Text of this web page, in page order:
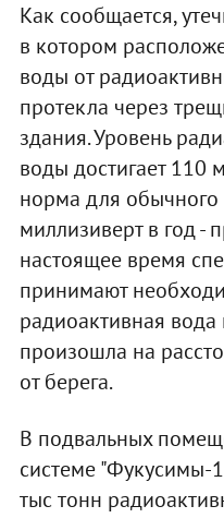
Как сообщается,
в котором
воды от
протекла через
здания. Уровень
воды достигает 110
норма для обычного
миллизиверт в год -
настоящее время
принимают
радиоактивная
произошла на
от берега.
В подвальных
системе "Фукусимы-
тыс тонн